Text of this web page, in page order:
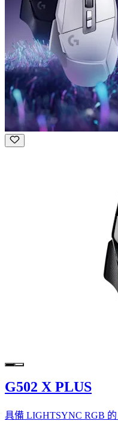
G502 X PLUS
具備 LIGHTSYNC RGB